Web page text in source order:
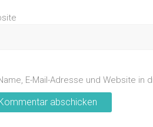
E-Mail-Adresse und Website